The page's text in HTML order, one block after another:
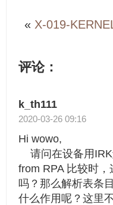
« X-019-
评论：
k_th111
2020-03-26 09:16
Hi wowo,
请问在设备用IRK
from RPA 比较时
吗？那么解析表条
什么作用呢？这里